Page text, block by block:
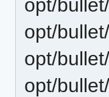
opt/
opt/
opt/
opt/